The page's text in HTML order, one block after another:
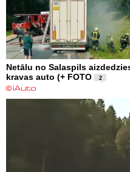
Netālu no Salaspils
kravas auto (+ FOTO
2